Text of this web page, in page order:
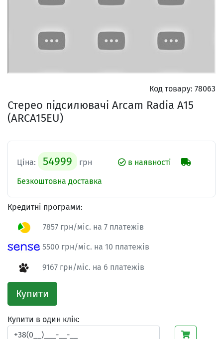
Код товару: 78063
Стерео підсилювачі Arcam Radia A15
(ARCA15EU)
Ціна: 54999 грн
в наявності
Безкоштовна доставка
Кредитні програми:
7857 грн/міс. на 7 платежів
5500 грн/міс. на 10 платежів
9167 грн/міс. на 6 платежів
Купити
Купити в один клік: